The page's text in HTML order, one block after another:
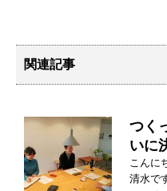
関連記事
つく
いに
こんに
清水で